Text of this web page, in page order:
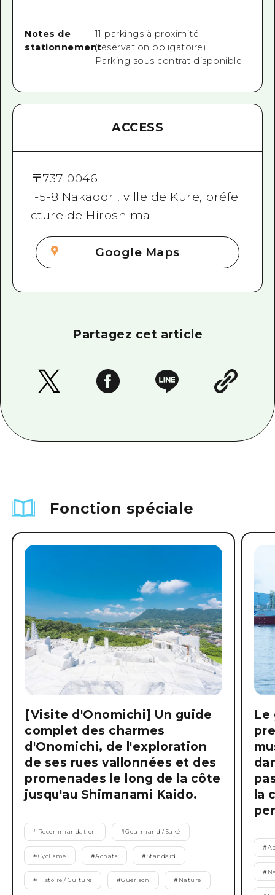
Notes de
stationnement
11 parkings à proximité
(réservation obligatoire)
Parking sous contrat disponible
ACCESS
〒737-0046
1-5-8 Nakadori, ville de Kure, préfe
cture de Hiroshima
Google Maps
Partagez cet article
Fonction spéciale
[Visite d'Onomichi] Un guide
complet des charmes
d'Onomichi, de l'exploration
de ses rues vallonnées et des
promenades le long de la côte
jusqu'au Shimanami Kaido.
# Recommandation #Gourmand / Saké
#Cyclisme #Achats #Standard
# Histoire / Culture #Guérison # Nature
Le
la
#
#